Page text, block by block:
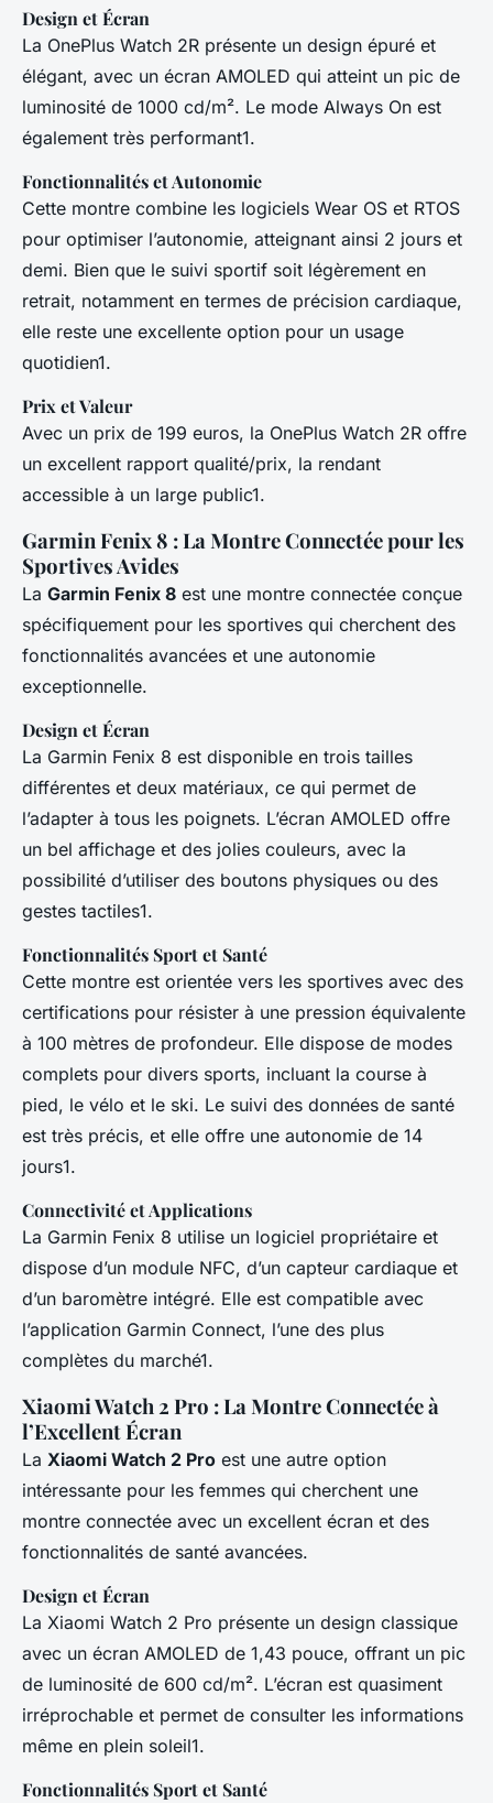
Design et Écran
La OnePlus Watch 2R présente un design épuré et
élégant, avec un écran AMOLED qui atteint un pic de
luminosité de 1000 cd/m². Le mode Always On est
également très performant1.
Fonctionnalités et Autonomie
Cette montre combine les logiciels Wear OS et RTOS
pour optimiser l’autonomie, atteignant ainsi 2 jours et
demi. Bien que le suivi sportif soit légèrement en
retrait, notamment en termes de précision cardiaque,
elle reste une excellente option pour un usage
quotidien1.
Prix et Valeur
Avec un prix de 199 euros, la OnePlus Watch 2R offre
un excellent rapport qualité/prix, la rendant
accessible à un large public1.
Garmin Fenix 8 : La Montre Connectée pour les
Sportives Avides
La Garmin Fenix 8 est une montre connectée conçue
spécifiquement pour les sportives qui cherchent des
fonctionnalités avancées et une autonomie
exceptionnelle.
Design et Écran
La Garmin Fenix 8 est disponible en trois tailles
différentes et deux matériaux, ce qui permet de
l’adapter à tous les poignets. L’écran AMOLED offre
un bel affichage et des jolies couleurs, avec la
possibilité d’utiliser des boutons physiques ou des
gestes tactiles1.
Fonctionnalités Sport et Santé
Cette montre est orientée vers les sportives avec des
certifications pour résister à une pression équivalente
à 100 mètres de profondeur. Elle dispose de modes
complets pour divers sports, incluant la course à
pied, le vélo et le ski. Le suivi des données de santé
est très précis, et elle offre une autonomie de 14
jours1.
Connectivité et Applications
La Garmin Fenix 8 utilise un logiciel propriétaire et
dispose d’un module NFC, d’un capteur cardiaque et
d’un baromètre intégré. Elle est compatible avec
l’application Garmin Connect, l’une des plus
complètes du marché1.
Xiaomi Watch 2 Pro : La Montre Connectée à
l’Excellent Écran
La Xiaomi Watch 2 Pro est une autre option
intéressante pour les femmes qui cherchent une
montre connectée avec un excellent écran et des
fonctionnalités de santé avancées.
Design et Écran
La Xiaomi Watch 2 Pro présente un design classique
avec un écran AMOLED de 1,43 pouce, offrant un pic
de luminosité de 600 cd/m². L’écran est quasiment
irréprochable et permet de consulter les informations
même en plein soleil1.
Fonctionnalités Sport et Santé